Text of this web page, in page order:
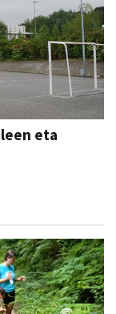
eta